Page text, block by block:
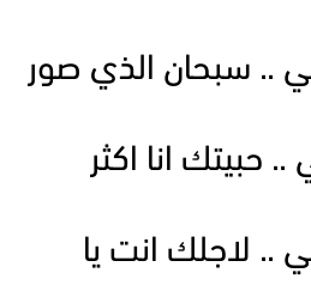
.. سبحان الذي صور
حبيتك انا اكثر
.. لاجلك انت يا